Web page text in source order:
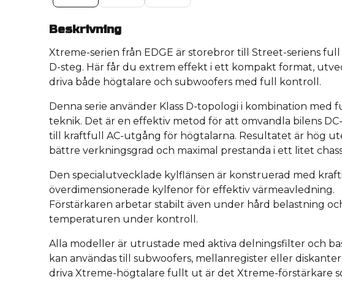
Beskrivning
Xtreme-serien från EDGE är storebror till Street-seriens full
D-steg. Här får du extrem effekt i ett kompakt format,
driva både högtalare och subwoofers med full kontroll.
Denna serie använder Klass D-topologi i kombination med
teknik. Det är en effektiv metod för att omvandla bilens
till kraftfull AC-utgång för högtalarna. Resultatet är hög
bättre verkningsgrad och maximal prestanda i ett litet
Den specialutvecklade kylflänsen är konstruerad med
överdimensionerade kylfenor för effektiv värmeavledning.
Förstärkaren arbetar stabilt även under hård belastning
temperaturen under kontroll.
Alla modeller är utrustade med aktiva delningsfilter och
kan användas till subwoofers, mellanregister eller
driva Xtreme-högtalare fullt ut är det Xtreme-förstärkare